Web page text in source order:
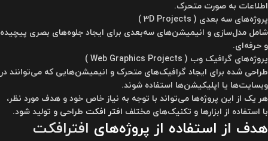
اطلاعات به صورت متحرک.
پروژه‌های سه بعدی ( 3D Projects )
شامل مدل‌سازی و انیمیشن‌های سه‌بعدی برای ایجاد جلوه‌های بصری پیچیده
و حرفه‌ای.
پروژه‌های گرافیک وب ( Web Graphics Projects )
طراحی شده برای ایجاد گرافیک‌های متحرک و انیمیشن‌هایی که می‌توانند در
وبسایت‌ها یا اپلیکیشن‌ها استفاده شوند.
هر یک از این پروژه‌ها می‌تواند با توجه به نیاز خاص خود و هدف مورد نظر،
با استفاده از ابزارها و تکنیک‌های مختلف افتر افکت طراحی و تولید شود.
هدف از استفاده از پروژه‌های افترافکت